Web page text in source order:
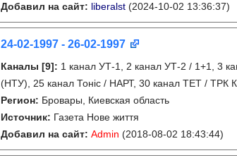
Добавил на сайт: liberalst (2024-10-02 13:36:37)
24-02-1997 - 26-02-1997
Каналы [9]: 1 канал УТ-1, 2 канал УТ-2 / 1+1, 3
(НТУ), 25 канал Тонiс / НАРТ, 30 канал ТЕТ / ТРК
Регион: Бровары, Киевская область
Источник: Газета Нове життя
Добавил на сайт: Admin (2018-08-02 18:43:44)